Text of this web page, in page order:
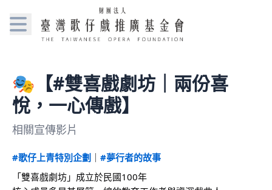
🎭【#雙喜戲劇坊｜兩份喜
悅，一心傳戲】
相關宣傳影片
#歌仔上青特別企劃
#夢行者的故事
「雙喜戲劇坊」成立於民國100年